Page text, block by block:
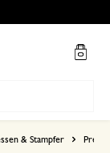
& Stampfer